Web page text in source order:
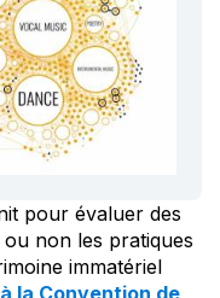
pour évaluer des
ou non les pratiques
immatériel
la Convention de